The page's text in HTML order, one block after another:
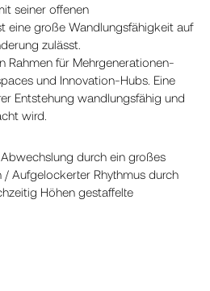
seiner offenen
eine große Wandlungsfähigkeit auf
zulässt.
Rahmen für Mehrgenerationen-
und Innovation-Hubs. Eine
Entstehung wandlungsfähig und
wird.
durch ein großes
Aufgelockerter Rhythmus durch
Höhen gestaffelte